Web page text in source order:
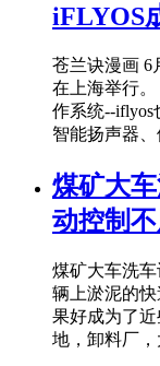
iFLYOS
苍兰诀漫画 6
在上海举行
作系统--iflyos
智能扬声器
煤矿大
动控制
煤矿大车洗
辆上淤泥的
果好成为了
地，卸料厂